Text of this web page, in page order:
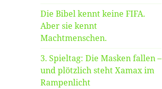
Die Bibel kennt keine FIFA.
Aber sie kennt
Machtmenschen.
3. Spieltag: Die Masken fallen –
und plötzlich steht Xamax im
Rampenlicht